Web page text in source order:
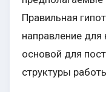
Правильная
направление для
основой для
структуры